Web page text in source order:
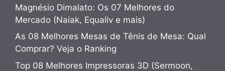
Magnésio Dimalato: Os 07 Melhores do
Mercado (Naiak, Equaliv e mais)
As 08 Melhores Mesas de Tênis de Mesa: Qual
Comprar? Veja o Ranking
Top 08 Melhores Impressoras 3D (Sermoon,